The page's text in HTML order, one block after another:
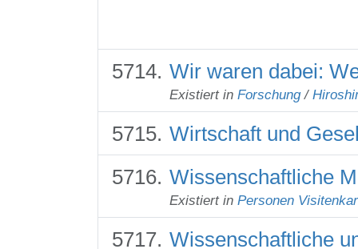
Wir waren dabei:
Existiert in Forschung /
Wirtschaft und
Wissenschaftliche
Existiert in Personen
Wissenschaftliche